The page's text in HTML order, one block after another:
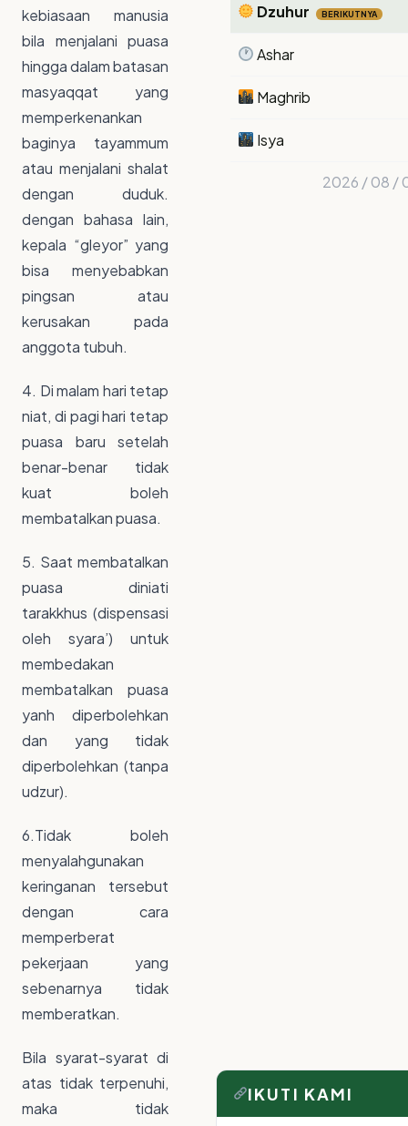
kebiasaan manusia
bila menjalani puasa
hingga dalam batasan
masyaqqat yang
memperkenankan
baginya tayammum
atau menjalani shalat
dengan duduk.
dengan bahasa lain,
kepala “gleyor” yang
bisa menyebabkan
pingsan atau
kerusakan pada
anggota tubuh.
4. Di malam hari tetap
niat, di pagi hari tetap
puasa baru setelah
benar-benar tidak
kuat boleh
membatalkan puasa.
5. Saat membatalkan
puasa diniati
tarakkhus (dispensasi
oleh syara’) untuk
membedakan
membatalkan puasa
yanh diperbolehkan
dan yang tidak
diperbolehkan (tanpa
udzur).
6.Tidak boleh
menyalahgunakan
keringanan tersebut
dengan cara
memperberat
pekerjaan yang
sebenarnya tidak
memberatkan.
Bila syarat-syarat di
atas tidak terpenuhi,
maka tidak
Dzuhur BERIKUTNYA
Ashar
Maghrib
Isya
2026 / 08 /
IKUTI KAMI